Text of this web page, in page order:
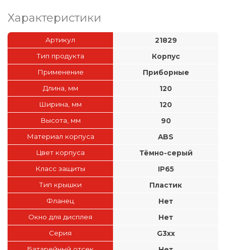
Характеристики
Артикул
21829
Тип продукта
Корпус
Применение
Приборные
Длина, мм
120
Ширина, мм
120
Высота, мм
90
Материал корпуса
ABS
Цвет корпуса
Тёмно-серый
Класс защиты
IP65
Тип крышки
Пластик
Фланец
Нет
Окно для дисплея
Нет
Серия
G3xx